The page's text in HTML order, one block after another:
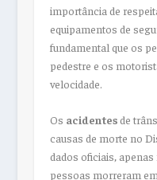
importância de
equipamentos de
fundamental que os
pedestre e os
velocidade.
Os acidentesde
causas de morte no
dados oficiais,
pessoas morreram